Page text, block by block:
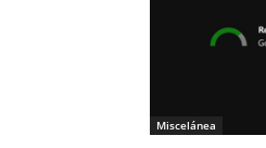
Miscelánea